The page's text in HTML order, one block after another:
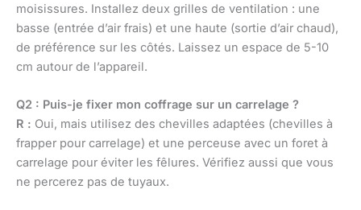
moisissures. Installez deux grilles de ventilation : une
basse (entrée d’air frais) et une haute (sortie d’air chaud),
de préférence sur les côtés. Laissez un espace de 5-10
cm autour de l’appareil.
Q2 : Puis-je fixer mon coffrage sur un carrelage ?
R : Oui, mais utilisez des chevilles adaptées (chevilles à
frapper pour carrelage) et une perceuse avec un foret à
carrelage pour éviter les fêlures. Vérifiez aussi que vous
ne percerez pas de tuyaux.